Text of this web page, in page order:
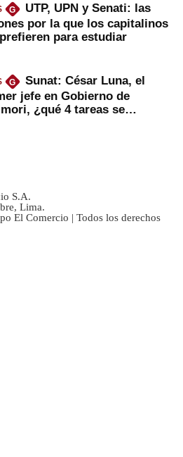
G
UTP, UPN y Senati: las
por la que los capitalinos
para estudiar
G
Sunat: César Luna, el
jefe en Gobierno de
¿qué 4 tareas se
S.A.
Lima.
El Comercio | Todos los derechos